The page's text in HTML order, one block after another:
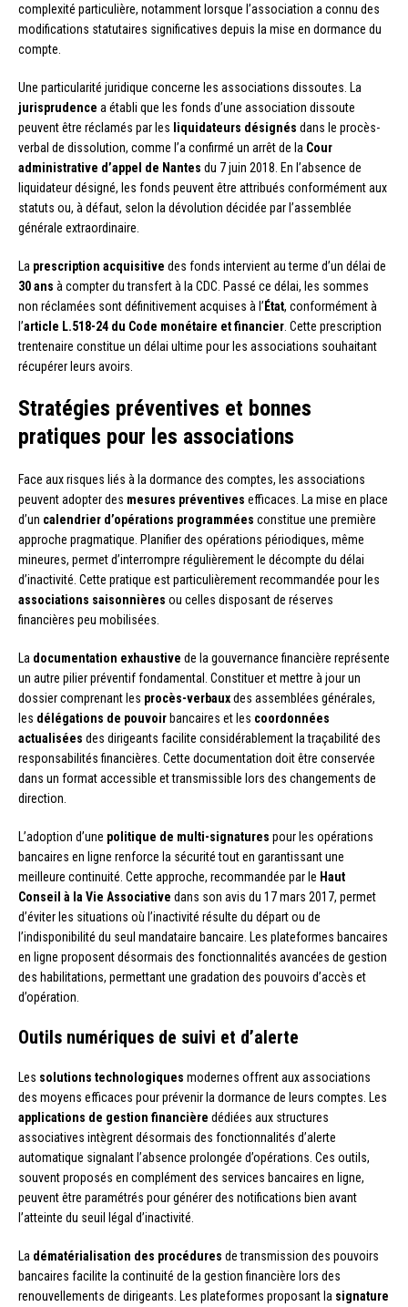
complexité particulière, notamment lorsque l’association a connu des
modifications statutaires significatives depuis la mise en dormance du
compte.
Une particularité juridique concerne les associations dissoutes. La
jurisprudence a établi que les fonds d’une association dissoute
peuvent être réclamés par les liquidateurs désignés dans le procès-
verbal de dissolution, comme l’a confirmé un arrêt de la Cour
administrative d’appel de Nantes du 7 juin 2018. En l’absence de
liquidateur désigné, les fonds peuvent être attribués conformément aux
statuts ou, à défaut, selon la dévolution décidée par l’assemblée
générale extraordinaire.
La prescription acquisitive des fonds intervient au terme d’un délai de
30 ans à compter du transfert à la CDC. Passé ce délai, les sommes
non réclamées sont définitivement acquises à l’ État, conformément à
l’article L.518-24 du Code monétaire et financier. Cette prescription
trentenaire constitue un délai ultime pour les associations souhaitant
récupérer leurs avoirs.
Stratégies préventives et bonnes
pratiques pour les associations
Face aux risques liés à la dormance des comptes, les associations
peuvent adopter des mesures préventives efficaces. La mise en place
d’un calendrier d’opérations programmées constitue une première
approche pragmatique. Planifier des opérations périodiques, même
mineures, permet d’interrompre régulièrement le décompte du délai
d’inactivité. Cette pratique est particulièrement recommandée pour les
associations saisonnières ou celles disposant de réserves
financières peu mobilisées.
La documentation exhaustive de la gouvernance financière représente
un autre pilier préventif fondamental. Constituer et mettre à jour un
dossier comprenant les procès-verbauxdes assemblées générales,
les délégations de pouvoir bancaires et les coordonnées
actualisées des dirigeants facilite considérablement la traçabilité des
responsabilités financières. Cette documentation doit être conservée
dans un format accessible et transmissible lors des changements de
direction.
L’adoption d’une politique de multi-signatures pour les opérations
bancaires en ligne renforce la sécurité tout en garantissant une
meilleure continuité. Cette approche, recommandée par le Haut
Conseil à la Vie Associative dans son avis du 17 mars 2017, permet
d’éviter les situations où l’inactivité résulte du départ ou de
l’indisponibilité du seul mandataire bancaire. Les plateformes bancaires
en ligne proposent désormais des fonctionnalités avancées de gestion
des habilitations, permettant une gradation des pouvoirs d’accès et
d’opération.
Outils numériques de suivi et d’alerte
Les solutions technologiques modernes offrent aux associations
des moyens efficaces pour prévenir la dormance de leurs comptes. Les
applications de gestion financière dédiées aux structures
associatives intègrent désormais des fonctionnalités d’alerte
automatique signalant l’absence prolongée d’opérations. Ces outils,
souvent proposés en complément des services bancaires en ligne,
peuvent être paramétrés pour générer des notifications bien avant
l’atteinte du seuil légal d’inactivité.
La dématérialisation des procédures de transmission des pouvoirs
bancaires facilite la continuité de la gestion financière lors des
renouvellements de dirigeants. Les plateformes proposant la signature